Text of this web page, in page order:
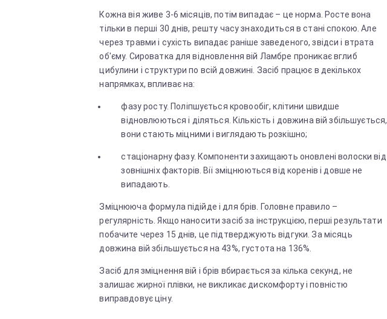
Кожна вія живе 3-6 місяців, потім випадає – це норма. Росте вона
тільки в перші 30 днів, решту часу знаходиться в стані спокою. Але
через травми і сухість випадає раніше заведеного, звідси і втрата
об'єму. Сироватка для відновлення вій Ламбре проникає вглиб
цибулини і структури по всій довжині. Засіб працює в декількох
напрямках, впливає на:
фазу росту. Поліпшується кровообіг, клітини швидше
відновлюються і діляться. Кількість і довжина вій збільшується,
вони стають міцними і виглядають розкішно;
стаціонарну фазу. Компоненти захищають оновлені волоски від
зовнішніх факторів. Вії зміцнюються від коренів і довше не
випадають.
Зміцнююча формула підійде і для брів. Головне правило –
регулярність. Якщо наносити засіб за інструкцією, перші результати
побачите через 15 днів, це підтверджують відгуки. За місяць
довжина вій збільшується на 43%, густота на 136%.
Засіб для зміцнення вій і брів вбирається за кілька секунд, не
залишає жирної плівки, не викликає дискомфорту і повністю
виправдовує ціну.